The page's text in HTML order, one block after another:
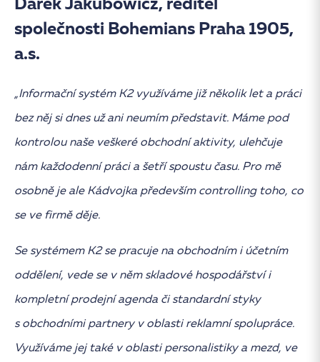
Darek Jakubowicz, ředitel
společnosti Bohemians Praha 1905,
a.s.
„Informační systém K2 využíváme již několik let a práci
bez něj si dnes už ani neumím představit. Máme pod
kontrolou naše veškeré obchodní aktivity, ulehčuje
nám každodenní práci a šetří spoustu času. Pro mě
osobně je ale Kádvojka především controlling toho, co
se ve firmě děje.
Se systémem K2 se pracuje na obchodním i účetním
oddělení, vede se v něm skladové hospodářství i
kompletní prodejní agenda či standardní styky
s obchodními partnery v oblasti reklamní spolupráce.
Využíváme jej také v oblasti personalistiky a mezd, ve